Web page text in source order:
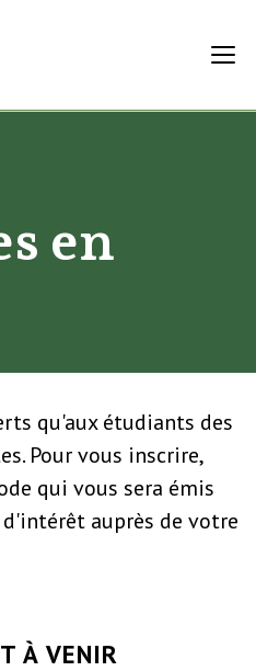
en
qu'aux étudiants des
Pour vous inscrire,
qui vous sera émis
auprès de votre
À VENIR